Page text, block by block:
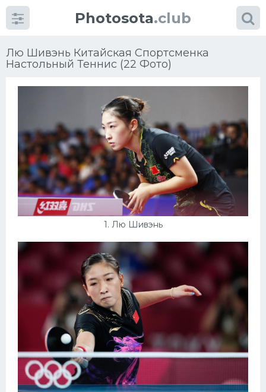
Photosota.club
Лю Шивэнь Китайская Спортсменка
Настольный Теннис (22 Фото)
1. Лю Шивэнь
Категории Фото
Много картинок...
Футбол
Баскетбол
Хоккей
Велогонки
Конькобежный спорт
Интерьеры квартир